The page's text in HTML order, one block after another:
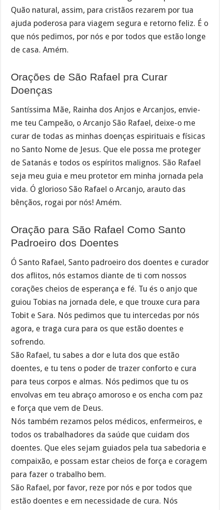
Quão natural, assim, para cristãos rezarem por tua
ajuda poderosa para viagem segura e retorno feliz. É o
que nós pedimos, por nós e por todos que estão longe
de casa. Amém.
Orações de São Rafael pra Curar
Doenças
Santíssima Mãe, Rainha dos Anjos e Arcanjos, envie-
me teu Campeão, o Arcanjo São Rafael, deixe-o me
curar de todas as minhas doenças espirituais e físicas
no Santo Nome de Jesus. Que ele possa me proteger
de Satanás e todos os espíritos malignos. São Rafael
seja meu guia e meu protetor em minha jornada pela
vida. Ó glorioso São Rafael o Arcanjo, arauto das
bênçãos, rogai por nós! Amém.
Oração para São Rafael Como Santo
Padroeiro dos Doentes
Ó Santo Rafael, Santo padroeiro dos doentes e curador
dos aflitos, nós estamos diante de ti com nossos
corações cheios de esperança e fé. Tu és o anjo que
guiou Tobias na jornada dele, e que trouxe cura para
Tobit e Sara. Nós pedimos que tu intercedas por nós
agora, e traga cura para os que estão doentes e
sofrendo.
São Rafael, tu sabes a dor e luta dos que estão
doentes, e tu tens o poder de trazer conforto e cura
para teus corpos e almas. Nós pedimos que tu os
envolvas em teu abraço amoroso e os encha com paz
e força que vem de Deus.
Nós também rezamos pelos médicos, enfermeiros, e
todos os trabalhadores da saúde que cuidam dos
doentes. Que eles sejam guiados pela tua sabedoria e
compaixão, e possam estar cheios de força e coragem
para fazer o trabalho bem.
São Rafael, por favor, reze por nós e por todos que
estão doentes e em necessidade de cura. Nós